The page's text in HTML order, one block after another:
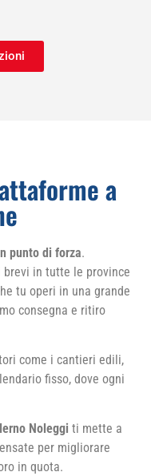
a
punto di forza.
brevi in tutte le province
tu operi in una grande
consegna e ritiro
come i cantieri edili,
fisso, dove ogni
Noleggi ti mette a
per migliorare
in quota.